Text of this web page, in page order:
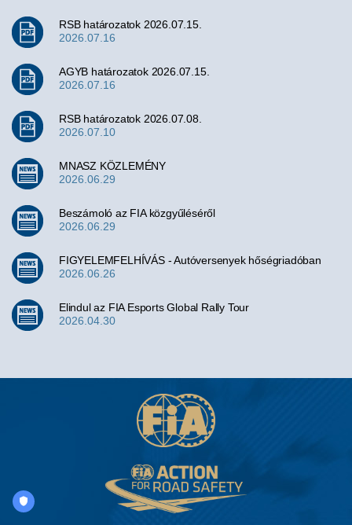
RSB határozatok 2026.07.15.
2026.07.16
AGYB határozatok 2026.07.15.
2026.07.16
RSB határozatok 2026.07.08.
2026.07.10
MNASZ KÖZLEMÉNY
2026.06.29
Beszámoló az FIA közgyűléséről
2026.06.29
FIGYELEMFELHÍVÁS - Autóversenyek hőségriadóban
2026.06.26
Elindul az FIA Esports Global Rally Tour
2026.04.30